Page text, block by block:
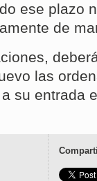
ese plazo
de
las
su entrada